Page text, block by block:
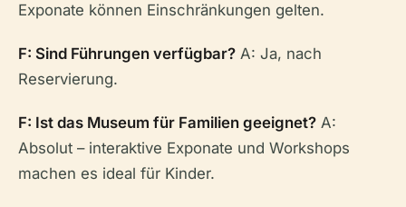
Exponate können Einschränkungen gelten.
F: Sind Führungen verfügbar? A: Ja, nach
Reservierung.
F: Ist das Museum für Familien geeignet? A:
Absolut – interaktive Exponate und Workshops
machen es ideal für Kinder.